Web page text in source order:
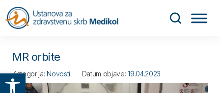
Otvori alatnu traku
MR orbite
Kategorija: Novosti Datum objave:19.04.2023